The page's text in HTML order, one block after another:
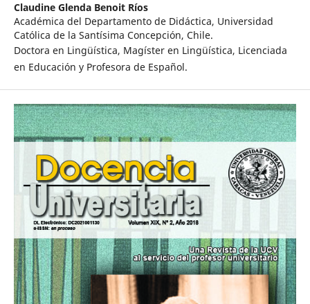
Claudine Glenda Benoit Ríos
Académica del Departamento de Didáctica, Universidad
Católica de la Santísima Concepción, Chile.
Doctora en Lingüística, Magíster en Lingüística, Licenciada
en Educación y Profesora de Español.